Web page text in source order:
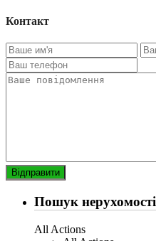
Контакт
Пошук нерухомості
All Actions